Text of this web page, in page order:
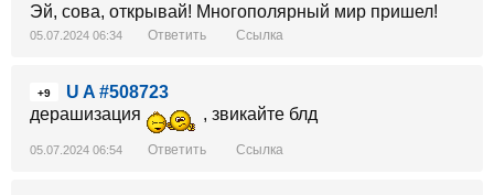
Эй, сова, открывай! Многополярный мир пришел!
05.07.2024 06:34 Ответить Ссылка
+9
U A #508723
дерашизация
, звикайте блд
05.07.2024 06:54 Ответить Ссылка